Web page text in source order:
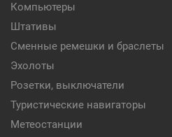
Компьютеры
Штативы
Сменные ремешки и браслеты
Эхолоты
Розетки, выключатели
Туристические навигаторы
Метеостанции